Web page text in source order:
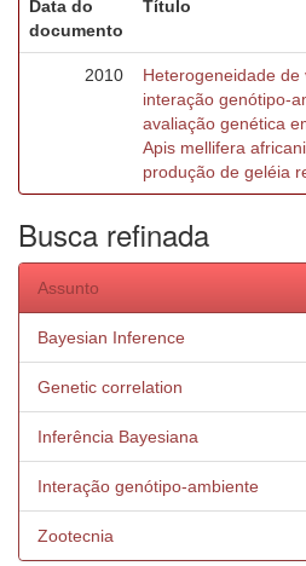
Data do
documento
Título
2010
Heterogeneidade de
interação genótipo-
avaliação genética
Apis mellifera
produção de geléia
Busca refinada
Assunto
Bayesian Inference
Genetic correlation
Inferência Bayesiana
Interação genótipo-ambiente
Zootecnia